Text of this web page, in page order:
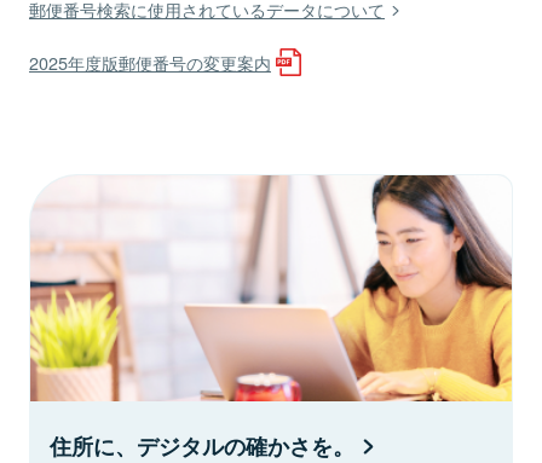
郵便番号検索に使用されているデータについて
2025年度版郵便番号の変更案内
住所に、デジタルの確かさを。